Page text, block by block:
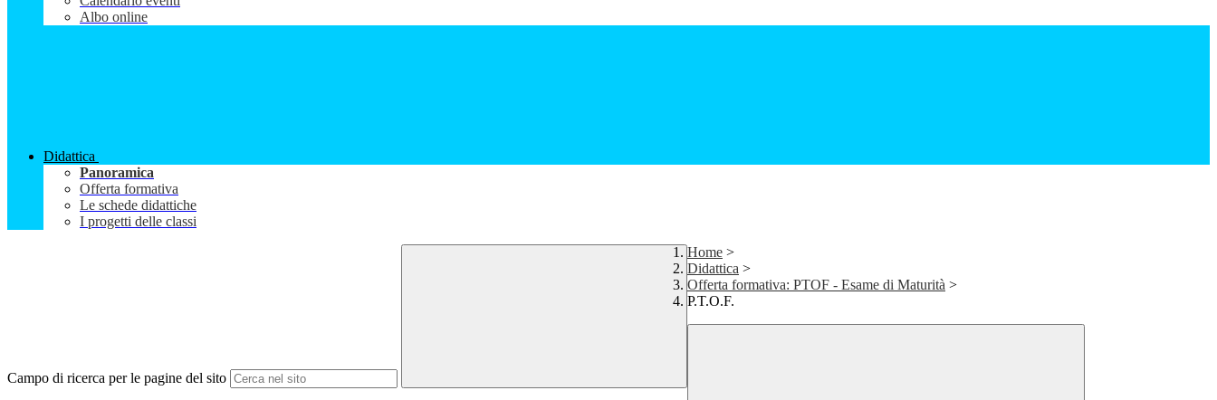
Albo online
Didattica
Panoramica
Offerta formativa
Le schede didattiche
I progetti delle classi
Campo di ricerca per le pagine del sito
Home >
Didattica >
Offerta formativa: PTOF - Esame di Maturità >
P.T.O.F.